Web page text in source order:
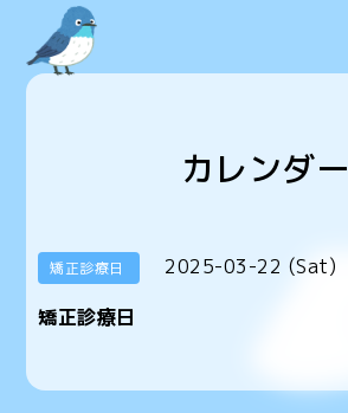
カレンダー
矯正診療日
2025-03-22 (Sat)
矯正診療日